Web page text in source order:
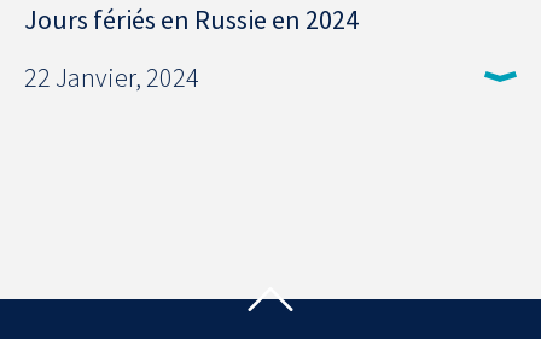
Jours fériés en Russie en 2024
22 Janvier, 2024